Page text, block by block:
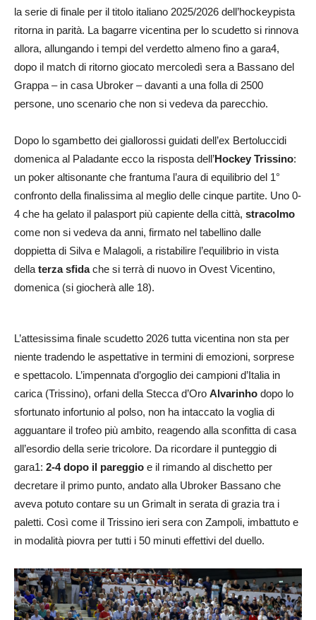
la serie di finale per il titolo italiano 2025/2026 dell’hockeypista
ritorna in parità. La bagarre vicentina per lo scudetto si rinnova
allora, allungando i tempi del verdetto almeno fino a gara4,
dopo il match di ritorno giocato mercoledì sera a Bassano del
Grappa – in casa Ubroker – davanti a una folla di 2500
persone, uno scenario che non si vedeva da parecchio.
Dopo lo sgambetto dei giallorossi guidati dell’ex Bertoluccidi
domenica al Paladante ecco la risposta dell’Hockey Trissino:
un poker altisonante che frantuma l’aura di equilibrio del 1°
confronto della finalissima al meglio delle cinque partite. Uno 0-
4 che ha gelato il palasport più capiente della città, stracolmo
come non si vedeva da anni, firmato nel tabellino dalle
doppietta di Silva e Malagoli, a ristabilire l’equilibrio in vista
della terza sfidache si terrà di nuovo in Ovest Vicentino,
domenica (si giocherà alle 18).
L’attesissima finale scudetto 2026 tutta vicentina non sta per
niente tradendo le aspettative in termini di emozioni, sorprese
e spettacolo. L’impennata d’orgoglio dei campioni d’Italia in
carica (Trissino), orfani della Stecca d’Oro Alvarinho dopo lo
sfortunato infortunio al polso, non ha intaccato la voglia di
agguantare il trofeo più ambito, reagendo alla sconfitta di casa
all’esordio della serie tricolore. Da ricordare il punteggio di
gara1: 2-4 dopo il pareggio e il rimando al dischetto per
decretare il primo punto, andato alla Ubroker Bassano che
aveva potuto contare su un Grimalt in serata di grazia tra i
paletti. Così come il Trissino ieri sera con Zampoli, imbattuto e
in modalità piovra per tutti i 50 minuti effettivi del duello.